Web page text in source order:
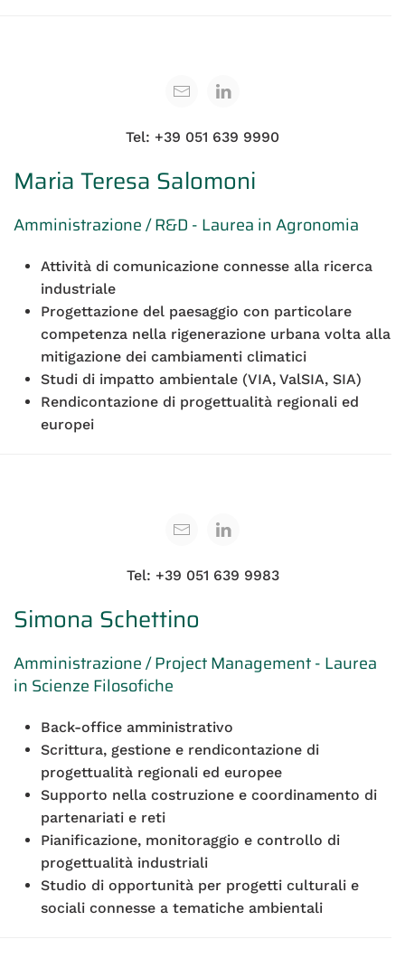
Tel: +39 051 639 9990
Maria Teresa Salomoni
Amministrazione / R&D - Laurea in Agronomia
Attività di comunicazione connesse alla ricerca
industriale
Progettazione del paesaggio con particolare
competenza nella rigenerazione urbana volta alla
mitigazione dei cambiamenti climatici
Studi di impatto ambientale (VIA, ValSIA, SIA)
Rendicontazione di progettualità regionali ed
europei
Tel: +39 051 639 9983
Simona Schettino
Amministrazione / Project Management - Laurea
in Scienze Filosofiche
Back-office amministrativo
Scrittura, gestione e rendicontazione di
progettualità regionali ed europee
Supporto nella costruzione e coordinamento di
partenariati e reti
Pianificazione, monitoraggio e controllo di
progettualità industriali
Studio di opportunità per progetti culturali e
sociali connesse a tematiche ambientali